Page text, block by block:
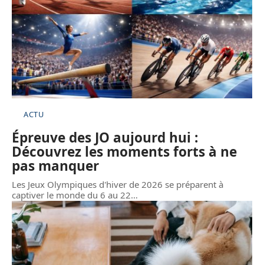
ACTU
Épreuve des JO aujourd hui :
Découvrez les moments forts à ne
pas manquer
Les Jeux Olympiques d'hiver de 2026 se préparent à
captiver le monde du 6 au 22…